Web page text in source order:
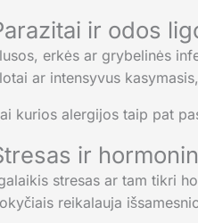
ir odos
erkės ar grybelinės
ar intensyvus
kurios alergijos taip pat
ir
stresas ar tam tikri
reikalauja